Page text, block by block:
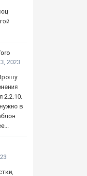
2023
2.2.10.
в